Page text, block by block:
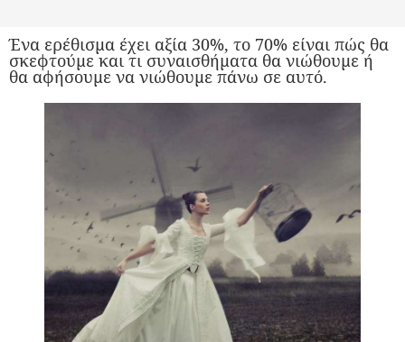
Ένα ερέθισμα έχει αξία 30%, το 70% είναι πώς θα
σκεφτούμε και τι συναισθήματα θα νιώθουμε ή
θα αφήσουμε να νιώθουμε πάνω σε αυτό.